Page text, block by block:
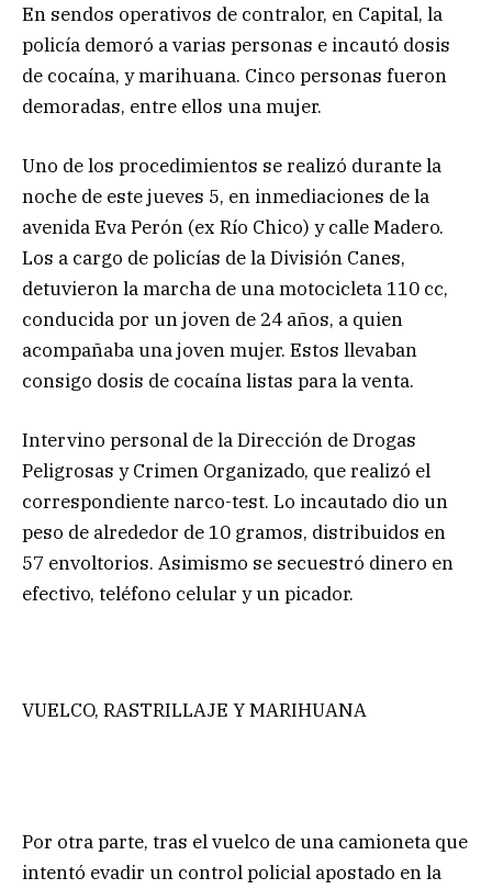
En sendos operativos de contralor, en Capital, la
policía demoró a varias personas e incautó dosis
de cocaína, y marihuana. Cinco personas fueron
demoradas, entre ellos una mujer.
Uno de los procedimientos se realizó durante la
noche de este jueves 5, en inmediaciones de la
avenida Eva Perón (ex Río Chico) y calle Madero.
Los a cargo de policías de la División Canes,
detuvieron la marcha de una motocicleta 110 cc,
conducida por un joven de 24 años, a quien
acompañaba una joven mujer. Estos llevaban
consigo dosis de cocaína listas para la venta.
Intervino personal de la Dirección de Drogas
Peligrosas y Crimen Organizado, que realizó el
correspondiente narco-test. Lo incautado dio un
peso de alrededor de 10 gramos, distribuidos en
57 envoltorios. Asimismo se secuestró dinero en
efectivo, teléfono celular y un picador.
VUELCO, RASTRILLAJE Y MARIHUANA
Por otra parte, tras el vuelco de una camioneta que
intentó evadir un control policial apostado en la